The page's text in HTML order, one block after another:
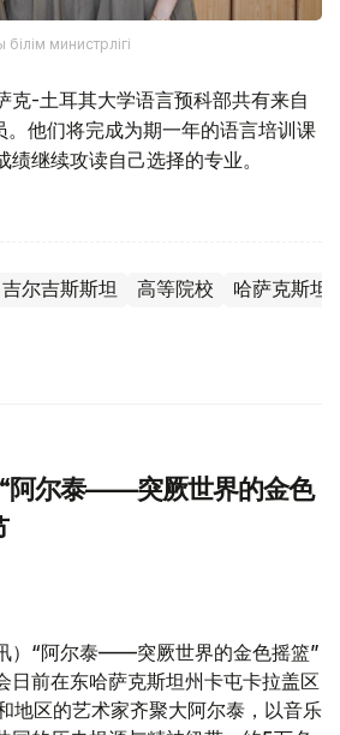
министрлігі
克-土耳其大学语言预科部共有来自
他们将完成为期一年的语言培训课
继续攻读自己选择的专业。
吉尔吉斯斯坦 高等院校 哈萨克斯坦
阿尔泰——突厥世界的金色
）“阿尔泰——突厥世界的金色摇篮”
日前在东哈萨克斯坦州卡屯卡拉盖区
地区的艺术家齐聚大阿尔泰，以音乐